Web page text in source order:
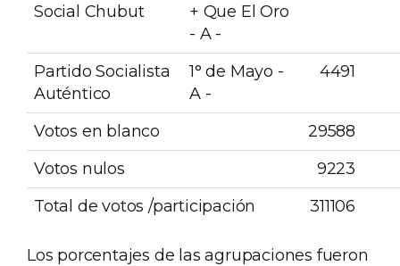
Social Chubut
+ Que El Oro
- A -
Partido Socialista
Auténtico
1° de Mayo -
A -
4491
Votos en blanco
29588
Votos nulos
9223
Total de votos /participación
311106
Los porcentajes de las agrupaciones fueron